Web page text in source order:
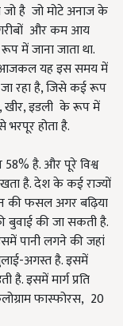
है जो मोटे अनाज के
गरीबों और कम आय
में जाना जाता था.
आजकल यह इस समय में
रहा है, जिसे कई रूप
खीर, इडली के रूप में
भरपूर होता है.
58% है. और पूरे विश्व
है. देश के कई राज्यों
की फसल अगर बढ़िया
बुवाई की जा सकती है.
पानी लगने की जहां
अगस्त है. इसमें
इसमें मार्ग प्रति
फास्फोरस, 20